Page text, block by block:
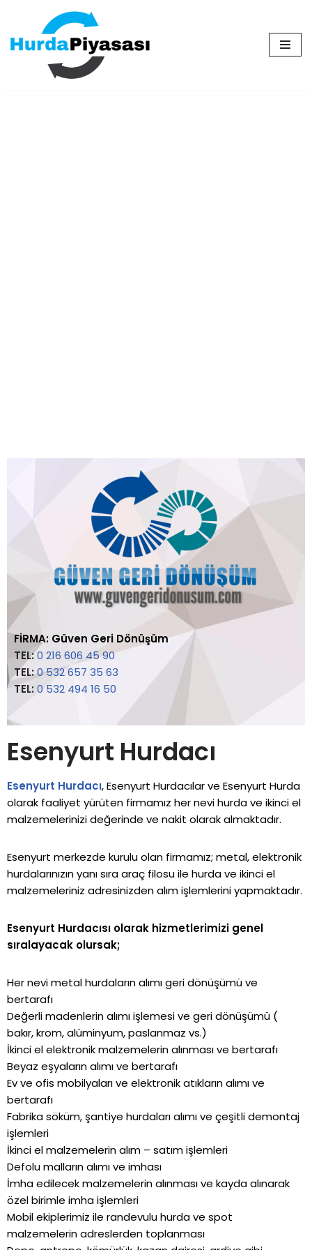
İçeriğe
geç
FİRMA: Güven Geri Dönüşüm
TEL:0 216 606 45 90
TEL:0 532 657 35 63
TEL: 0 532 494 16 50
Esenyurt Hurdacı
Esenyurt Hurdacı, Esenyurt Hurdacılar ve Esenyurt Hurda
olarak faaliyet yürüten firmamız her nevi hurda ve ikinci el
malzemelerinizi değerinde ve nakit olarak almaktadır.
Esenyurt merkezde kurulu olan firmamız; metal, elektronik
hurdalarınızın yanı sıra araç filosu ile hurda ve ikinci el
malzemeleriniz adresinizden alım işlemlerini yapmaktadır.
Esenyurt Hurdacısı olarak hizmetlerimizi genel
sıralayacak olursak;
Her nevi metal hurdaların alımı geri dönüşümü ve
bertarafı
Değerli madenlerin alımı işlemesi ve geri dönüşümü (
bakır, krom, alüminyum, paslanmaz vs.)
İkinci el elektronik malzemelerin alınması ve bertarafı
Beyaz eşyaların alımı ve bertarafı
Ev ve ofis mobilyaları ve elektronik atıkların alımı ve
bertarafı
Fabrika söküm, şantiye hurdaları alımı ve çeşitli demontaj
işlemleri
İkinci el malzemelerin alım – satım işlemleri
Defolu malların alımı ve imhası
İmha edilecek malzemelerin alınması ve kayda alınarak
özel birimle imha işlemleri
Mobil ekiplerimiz ile randevulu hurda ve spot
malzemelerin adreslerden toplanması